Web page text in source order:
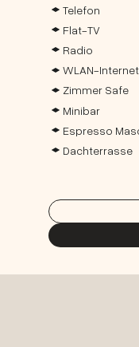
Telefon
Flat-TV
Radio
WLAN-Internet
Zimmer Safe
Minibar
Espresso
Dachterrasse